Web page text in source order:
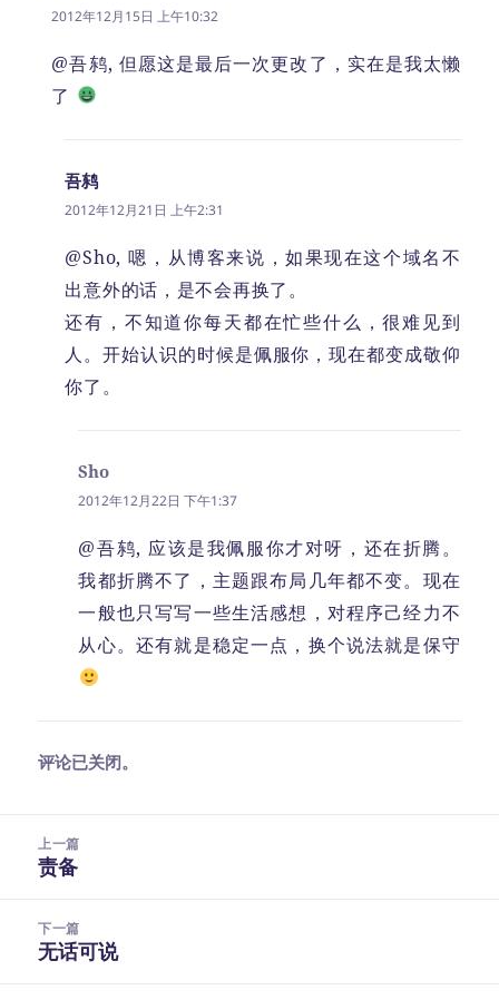
道：
2012年12月15日 上午10:32
@吾鸫, 但愿这是最后一次更改了，实在是我太懒
了
吾鸫
道：
2012年12月21日 上午2:31
@Sho, 嗯，从博客来说，如果现在这个域名不
出意外的话，是不会再换了。
还有，不知道你每天都在忙些什么，很难见到
人。开始认识的时候是佩服你，现在都变成敬仰
你了。
Sho
道：
2012年12月22日 下午1:37
@吾鸫, 应该是我佩服你才对呀，还在折腾。
我都折腾不了，主题跟布局几年都不变。现在
一般也只写写一些生活感想，对程序己经力不
从心。还有就是稳定一点，换个说法就是保守
评论已关闭。
上一篇
上
文
章：
责备
下一篇
下
无话可说